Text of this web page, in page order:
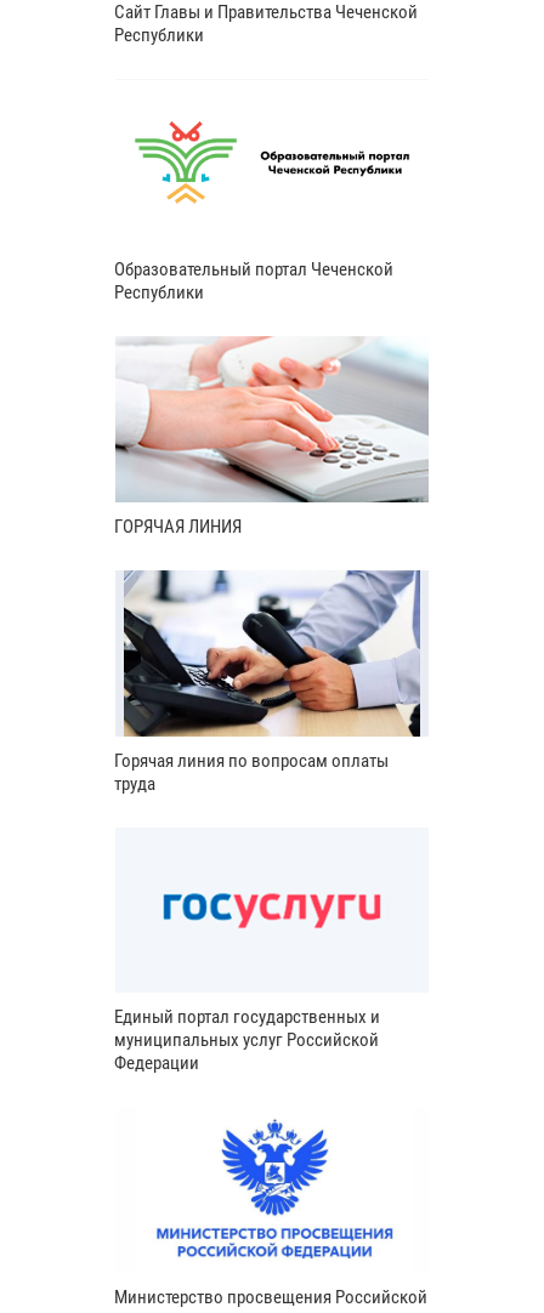
Сайт Главы и Правительства Чеченской
Республики
Образовательный портал Чеченской
Республики
ГОРЯЧАЯ ЛИНИЯ
Горячая линия по вопросам оплаты
труда
Единый портал государственных и
муниципальных услуг Российской
Федерации
Министерство просвещения Российской